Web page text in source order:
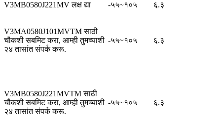
V3MB0580J221MV लक्ष द्या -५५~१०५ ६.३
V3MA0580J101MVTM साठी
चौकशी सबमिट करा, आम्ही तुमच्याशी
२४ तासांत संपर्क करू.
-५५~१०५ ६.३
V3MB0580J221MVTM साठी
चौकशी सबमिट करा, आम्ही तुमच्याशी
२४ तासांत संपर्क करू.
-५५~१०५ ६.३